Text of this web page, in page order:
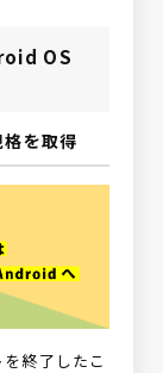
OS
を取得
終了したこ